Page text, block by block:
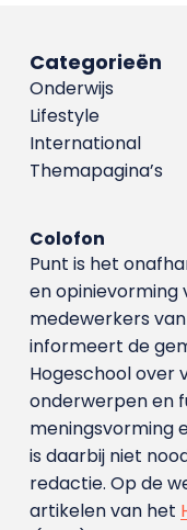
Categorieën
Onderwijs
Lifestyle
International
Themapagina’s
Colofon
Punt is het
en opinievorming
medewerkers
informeert de
Hogeschool over
onderwerpen en
meningsvorming
is daarbij niet
redactie. Op de
artikelen van het